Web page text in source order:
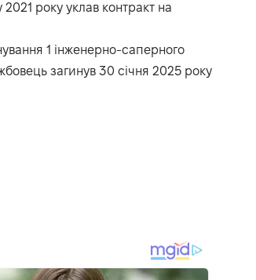
року уклав контракт на
1 інженерно-саперного
загинув 30 січня 2025 року